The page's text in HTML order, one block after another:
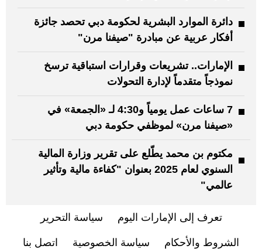
دائرة الموارد البشرية لحكومة دبي تحصد جائزة
أفكار عربية عن مبادرة "صيفنا مرن"
الإمارات.. تشريعات وقرارات استباقية ترسخ
نموذجاً متقدماً لإدارة التحولات
7 ساعات عمل يومياً و4:30 لـ «الجمعة» في
«صيفنا مرن» لموظفي حكومة دبي
مكتوم بن محمد يطّلع على تقرير وزارة المالية
السنوي لعام 2025 بعنوان "كفاءة مالية وتأثير
عالمي"
تعرف إلى الإمارات اليوم سياسة التحرير
الشروط والأحكام سياسة الخصوصية اتصل بنا